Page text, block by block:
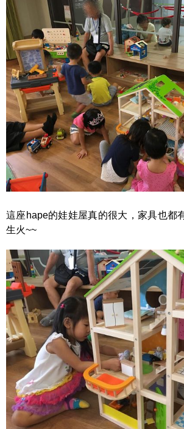
這座hape的娃娃屋真的很大，家具也都
生火~~